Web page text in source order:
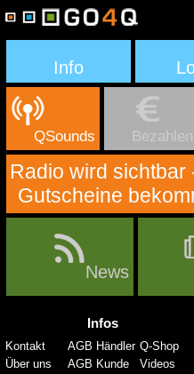
Info
QSounds Bezahlen
Radio wird sichtbar
Gutscheine
News
Infos
Kontakt
Über uns
AGB Händler
AGB Kunde
Q-Shop
Videos